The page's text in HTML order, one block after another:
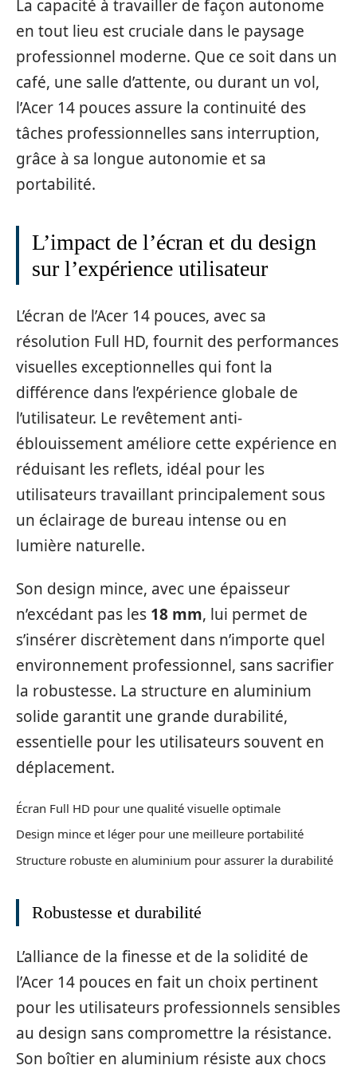
La capacité à travailler de façon autonome
en tout lieu est cruciale dans le paysage
professionnel moderne. Que ce soit dans un
café, une salle d’attente, ou durant un vol,
l’Acer 14 pouces assure la continuité des
tâches professionnelles sans interruption,
grâce à sa longue autonomie et sa
portabilité.
L’impact de l’écran et du design
sur l’expérience utilisateur
L’écran de l’Acer 14 pouces, avec sa
résolution Full HD, fournit des performances
visuelles exceptionnelles qui font la
différence dans l’expérience globale de
l’utilisateur. Le revêtement anti-
éblouissement améliore cette expérience en
réduisant les reflets, idéal pour les
utilisateurs travaillant principalement sous
un éclairage de bureau intense ou en
lumière naturelle.
Son design mince, avec une épaisseur
n’excédant pas les 18 mm, lui permet de
s’insérer discrètement dans n’importe quel
environnement professionnel, sans sacrifier
la robustesse. La structure en aluminium
solide garantit une grande durabilité,
essentielle pour les utilisateurs souvent en
déplacement.
Écran Full HD pour une qualité visuelle optimale
Design mince et léger pour une meilleure portabilité
Structure robuste en aluminium pour assurer la durabilité
Robustesse et durabilité
L’alliance de la finesse et de la solidité de
l’Acer 14 pouces en fait un choix pertinent
pour les utilisateurs professionnels sensibles
au design sans compromettre la résistance.
Son boîtier en aluminium résiste aux chocs